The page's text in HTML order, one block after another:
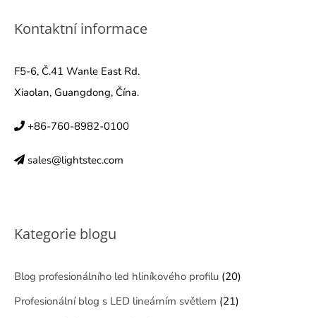
Kontaktní informace
F5-6, Č.41 Wanle East Rd.
Xiaolan, Guangdong, Čína.
+86-760-8982-0100
sales@lightstec.com
Kategorie blogu
Blog profesionálního led hliníkového profilu (20)
Profesionální blog s LED lineárním světlem (21)